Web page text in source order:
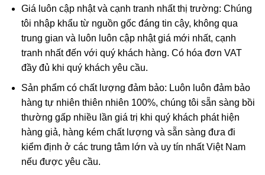
lẫn khá nhiều tạp chất
Ý nghĩa và những lợi ích mà thạch anh ưu
linh ban tặng.
làm đồ trang sức, đây còn là một loại đá rất tốt cho sức
khỏe và phong thủy. Chính vì vậy mà có rất nhiều người
muốn lựa chọn loại đá này để sử dụng. Đá thạch anh ưu
linh thường được chế tác thành vòng đeo tay hoặc mặt
nhẫn, mặt dây chuyền đeo cổ để vừa làm đồ trang sức vừa
làm vật phong thủy với nhiều ý nghĩa và tác dụng tốt trong
Giá luôn cập nhật và cạnh tranh nhất thị trường: Chúng
tôi nhập khẩu từ nguồn gốc đáng tin cậy, không qua
trung gian và luôn luôn cập nhật giá mới nhất, cạnh
tranh nhất đến với quý khách hàng. Có hóa đơn VAT
đầy đủ khi quý khách yêu cầu.
Sản phẩm có chất lượng đảm bảo: Luôn luôn đảm bảo
hàng tự nhiên thiên nhiên 100%, chúng tôi sẵn sàng bồi
thường gấp nhiều lần giá trị khi quý khách phát hiện
hàng giả, hàng kém chất lượng và sẵn sàng đưa đi
kiểm định ở các trung tâm lớn và uy tín nhất Việt Nam
nếu được yêu cầu.